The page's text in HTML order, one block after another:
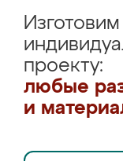
проекту:
любые
и